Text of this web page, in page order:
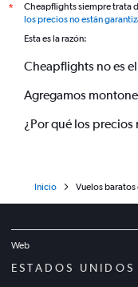
*
Cheapflights siempre trata
los precios no están
Esta es la razón:
Cheapflights no es
Agregamos
¿Por qué los precios
Inicio Vuelos
Web
ESTADOS UNIDOS